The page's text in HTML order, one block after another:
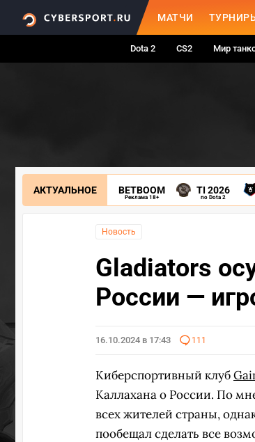
МАТЧИ
Dota 2 CS2 Мир
АКТУАЛЬНОЕ BETBOOM
Реклама 18+
TI 2026
по Dota 2
Новость
Gladiators
России —
16.10.2024 в 17:43 111
Киберспортивный клуб
Каллахана о России. По
всех жителей страны,
пообещал сделать все